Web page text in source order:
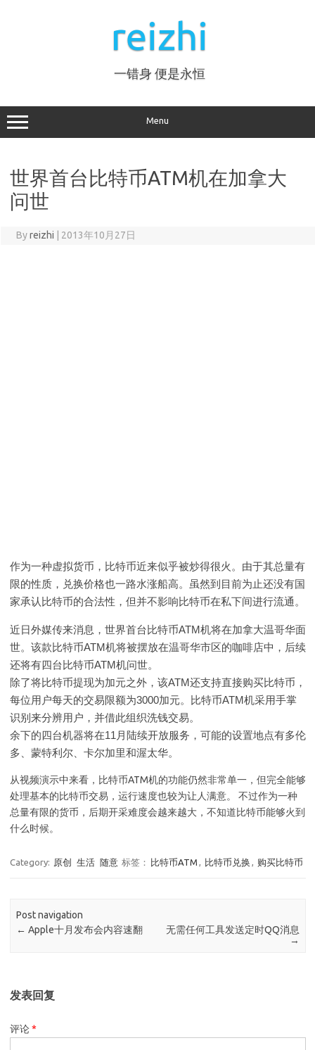
reizhi
一错身 便是永恒
Menu
世界首台比特币ATM机在加拿大
问世
Byreizhi 2013年10月27日
作为一种虚拟货币，比特币近来似乎被炒得很火。由于其总量有
限的性质，兑换价格也一路水涨船高。虽然到目前为止还没有国
家承认比特币的合法性，但并不影响比特币在私下间进行流通。
近日外媒传来消息，世界首台比特币ATM机将在加拿大温哥华面
世。该款比特币ATM机将被摆放在温哥华市区的咖啡店中，后续
还将有四台比特币ATM机问世。
除了将比特币提现为加元之外，该ATM还支持直接购买比特币，
每位用户每天的交易限额为3000加元。比特币ATM机采用手掌
识别来分辨用户，并借此组织洗钱交易。
余下的四台机器将在11月陆续开放服务，可能的设置地点有多伦
多、蒙特利尔、卡尔加里和渥太华。
从视频演示中来看，比特币ATM机的功能仍然非常单一，但完全能够
处理基本的比特币交易，运行速度也较为让人满意。 不过作为一种
总量有限的货币，后期开采难度会越来越大，不知道比特币能够火到
什么时候。
Category: 原创 生活 随意 标签： 比特币ATM , 比特币兑换 , 购买比特币
Post navigation
← Apple十月发布会内容速翻
无需任何工具发送定时QQ消息
→
发表回复
评论*